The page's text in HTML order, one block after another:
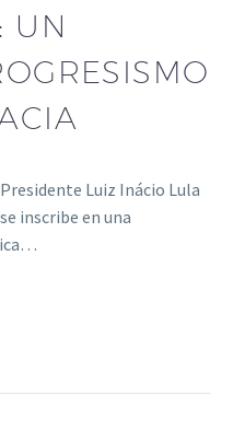
UN
Luiz Inácio Lula
inscribe en una